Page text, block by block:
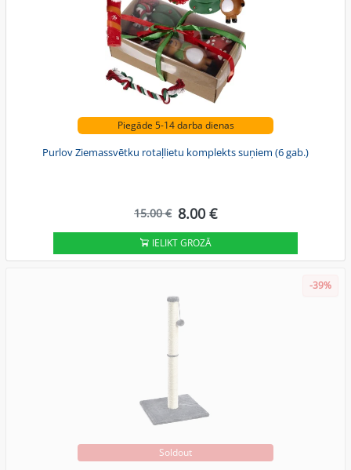
Piegāde 5-14 darba dienas
Purlov Ziemassvētku rotaļlietu komplekts suņiem (6 gab.)
15.00 € 8.00 €
IELIKT GROZĀ
-39%
Soldout